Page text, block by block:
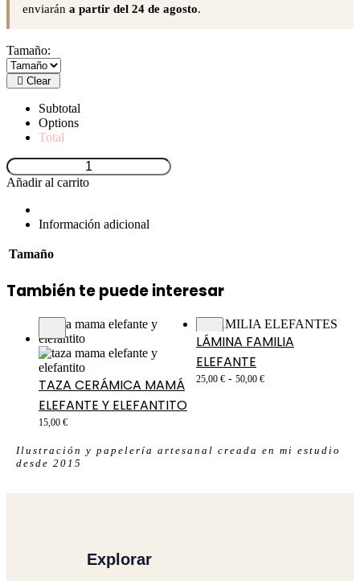
enviarán a partir del 24 de agosto.
Tamaño:
Clear
Subtotal
Options
Total
Añadir al carrito
Información adicional
Tamaño
También te puede interesar
TAZA CERÁMICA MAMÁ
ELEFANTE Y ELEFANTITO
15,00 €
LÁMINA FAMILIA
ELEFANTE
25,00 € - 50,00 €
Ilustración y papelería artesanal creada en mi estudio
desde 2015
Explorar